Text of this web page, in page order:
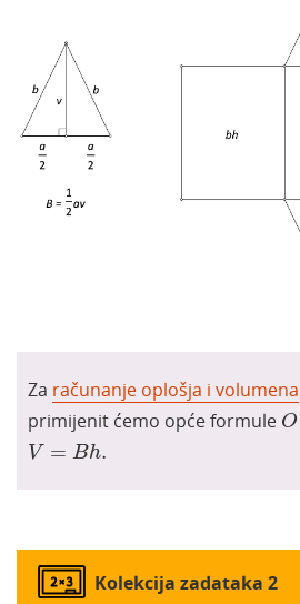
Za računanje oplošja i volumena
primijenit ćemo opće formule O
O=
V = Bh.
V= h.
Kolekcija zadataka 2